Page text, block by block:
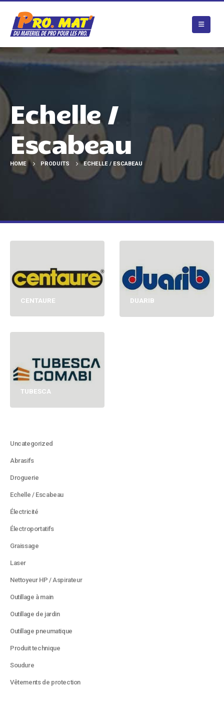
Echelle /
Escabeau
HOME PRODUITS ECHELLE / ESCABEAU
CENTAURE DUARIB
TUBESCA
Uncategorized
Abrasifs
Droguerie
Echelle / Escabeau
Électricité
Électroportatifs
Graissage
Laser
Nettoyeur HP / Aspirateur
Outillage à main
Outillage de jardin
Outillage pneumatique
Produit technique
Soudure
Vêtements de protection